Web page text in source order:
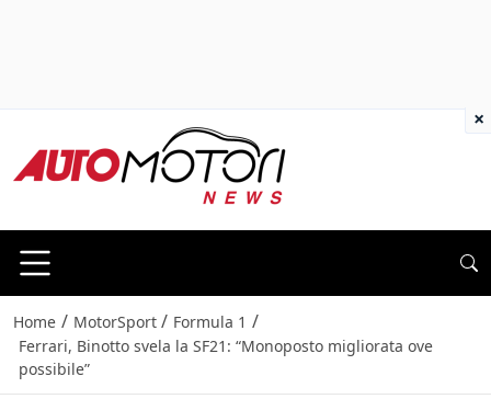
Home / MotorSport / Formula 1 /
Ferrari, Binotto svela la SF21: “Monoposto migliorata ove
possibile”
×